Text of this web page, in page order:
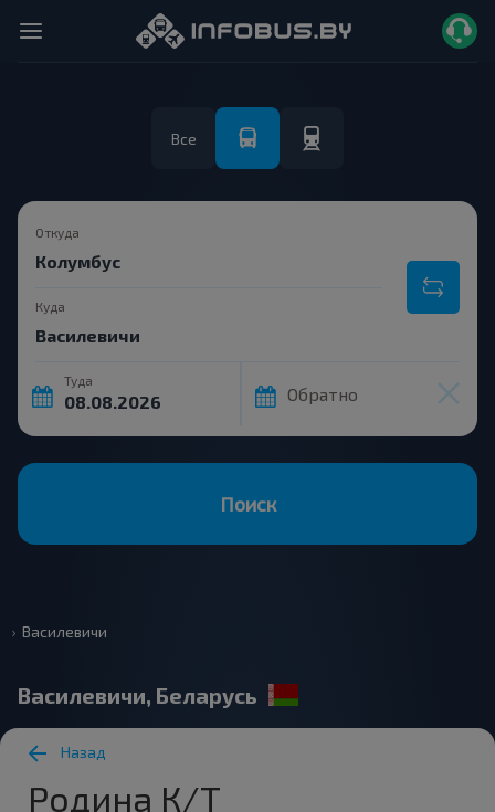
Все
Откуда
Куда
Туда
Обратно
Поиск
Василевичи
Василевичи, Беларусь
Назад
Родина К/Т